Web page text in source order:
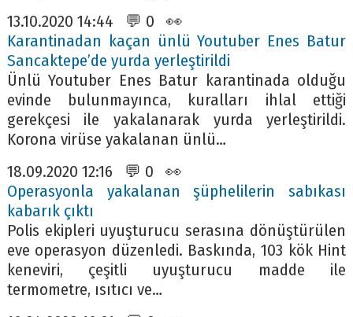
13.10.2020 14:44 💬 0 👀
Karantinadan kaçan ünlü Youtuber Enes Batur
Sancaktepe’de yurda yerleştirildi
Ünlü Youtuber Enes Batur karantinada olduğu
evinde bulunmayınca, kuralları ihlal ettiği
gerekçesi ile yakalanarak yurda yerleştirildi.
Korona virüse yakalanan ünlü…
18.09.2020 12:16 💬 0 👀
Operasyonla yakalanan şüphelilerin sabıkası
kabarık çıktı
Polis ekipleri uyuşturucu serasına dönüştürülen
eve operasyon düzenledi. Baskında, 103 kök Hint
keneviri, çeşitli uyuşturucu madde ile
termometre, ısıtıcı ve…